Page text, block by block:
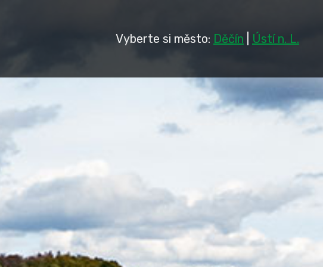
Vyberte si město: Děčín Ústí n. L.